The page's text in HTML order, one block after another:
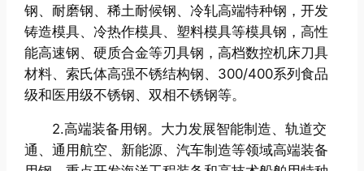
钢、耐磨钢、稀土耐候钢、冷轧高端特种钢，开发
铸造模具、冷热作模具、塑料模具等模具钢，高性
能高速钢、硬质合金等刃具钢，高档数控机床刀具
材料、索氏体高强不锈结构钢、300/400系列食品
级和医用级不锈钢、双相不锈钢等。
2.高端装备用钢。大力发展智能制造、轨道交
通、通用航空、新能源、汽车制造等领域高端装备